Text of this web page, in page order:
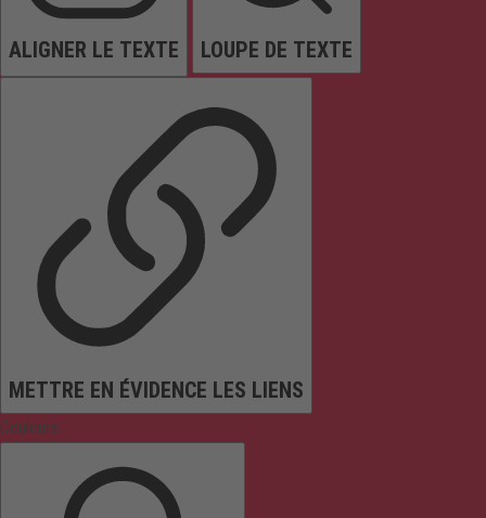
ALIGNER LE TEXTE LOUPE DE TEXTE
METTRE EN ÉVIDENCE LES LIENS
Couleurs